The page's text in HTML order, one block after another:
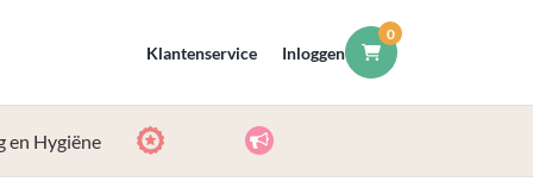
Klantenservice Inloggen
0
en Hygiëne